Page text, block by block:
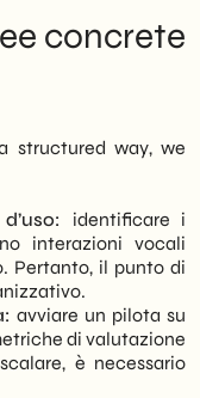
concrete
structured way, we
identificare i
interazioni vocali
Pertanto, il punto di
avviare un pilota su
di valutazione
è necessario